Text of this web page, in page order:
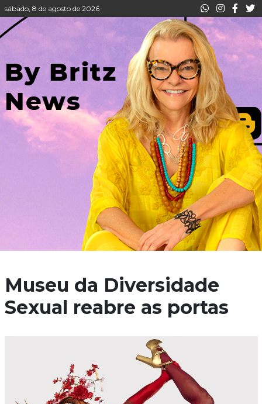
sábado, 8 de agosto de 2026
Museu da Diversidade
Sexual reabre as portas